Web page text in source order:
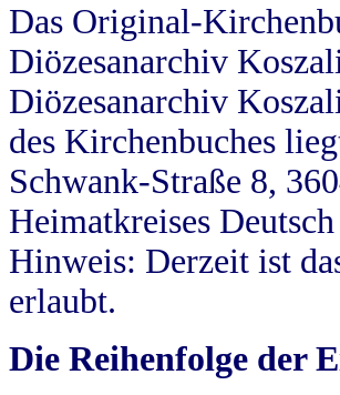
Das Original-
Diözesanarchiv
Diözesanarchiv
des Kirchenbuches
Schwank-Straße 8,
Heimatkreises
Hinweis: Derzeit ist
erlaubt.
Die Reihenfolge der